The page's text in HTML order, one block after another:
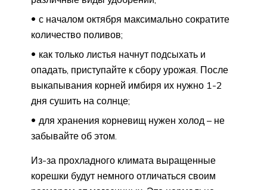
с началом октября максимально сократите
количество поливов;
как только листья начнут подсыхать и
опадать, приступайте к сбору урожая. После
выкапывания корней имбиря их нужно 1-2
дня сушить на солнце;
для хранения корневищ нужен холод – не
забывайте об этом.
Из-за прохладного климата выращенные
корешки будут немного отличаться своим